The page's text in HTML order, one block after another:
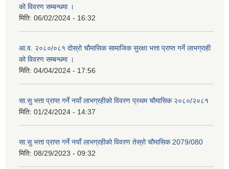
को विवरण सम्बन्धमा ।
मिति: 06/02/2024 - 16:32
आ.व. २०८०/०८१ दोस्रो चौमासिक सामाजिक सुरक्षा भत्ता प्राप्त गर्ने लाभग्राही
को विवरण सम्बन्धमा ।
मिति: 04/04/2024 - 17:56
सा.सु भत्ता प्राप्त गर्ने नयाँ लाभग्रहीको विवरण प्रथम चौमासिक २०८०/२०८१
मिति: 01/24/2024 - 14:37
सा.सु भत्ता प्राप्त गर्ने नयाँ लाभग्रहीको विवरण तेस्रो चौमासिक 2079/080
मिति: 08/29/2023 - 09:32